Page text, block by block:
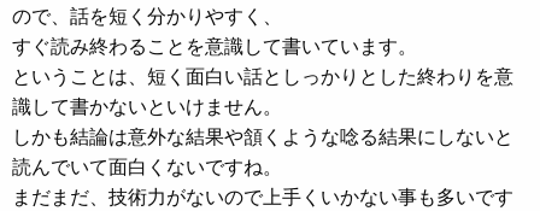
ので、話を短く分かりやすく、
すぐ読み終わることを意識して書いています。
ということは、短く面白い話としっかりとした終わりを意
識して書かないといけません。
しかも結論は意外な結果や頷くような唸る結果にしないと
読んでいて面白くないですね。
まだまだ、技術力がないので上手くいかない事も多いです